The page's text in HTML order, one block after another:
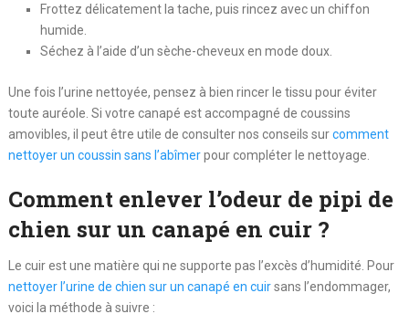
Frottez délicatement la tache, puis rincez avec un chiffon
humide.
Séchez à l’aide d’un sèche-cheveux en mode doux.
Une fois l’urine nettoyée, pensez à bien rincer le tissu pour éviter
toute auréole. Si votre canapé est accompagné de coussins
amovibles, il peut être utile de consulter nos conseils surcomment
nettoyer un coussin sans l’abîmerpour compléter le nettoyage.
Comment enlever l’odeur de pipi de
chien sur un canapé en cuir ?
Le cuir est une matière qui ne supporte pas l’excès d’humidité. Pour
nettoyer l’urine de chien sur un canapé en cuirsans l’endommager,
voici la méthode à suivre :